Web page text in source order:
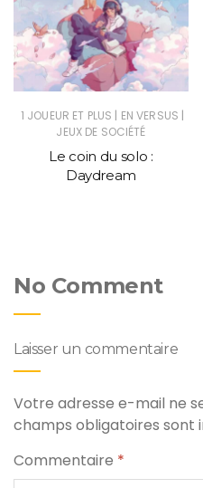
1 JOUEUR ET PLUS | EN VERSUS |
JEUX DE SOCIÉTÉ
Le coin du solo :
Daydream
No Comment
Laisser un commentaire
Votre adresse e-mail ne
champs obligatoires sont
Commentaire *